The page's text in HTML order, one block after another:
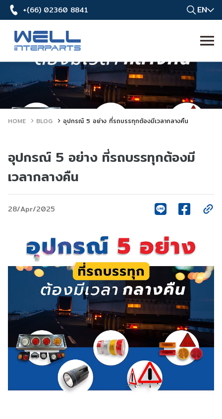
+(66) 02360 8841 EN
HOME BLOG อุปกรณ์ 5 อย่าง ที่รถบรรทุกต้องมีเวลากลางคืน
อุปกรณ์ 5 อย่าง ที่รถบรรทุกต้องมี
เวลากลางคืน
28/Apr/2025